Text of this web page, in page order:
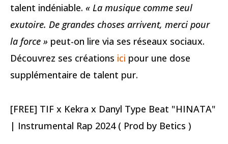
talent indéniable. « La musique comme seul
exutoire. De grandes choses arrivent, merci pour
la force » peut-on lire via ses réseaux sociaux.
Découvrez ses créations ici pour une dose
supplémentaire de talent pur.
[FREE] TIF x Kekra x Danyl Type Beat "HINATA"
| Instrumental Rap 2024 ( Prod by Betics )